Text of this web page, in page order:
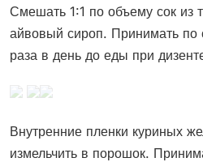
Смешать 1:1 по объему сок из
айвовый сироп. Принимать
раза в день до еды при
Внутренние пленки куриных
измельчить в порошок.